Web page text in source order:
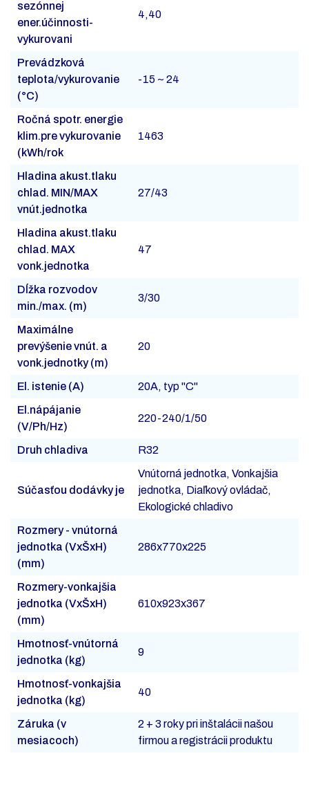
sezónnej
ener.účinnosti-
vykurovani
4,40
Prevádzková
teplota/vykurovanie
(°C)
-15 ~ 24
Ročná spotr. energie
klim.pre vykurovanie
(kWh/rok
1463
Hladina akust.tlaku
chlad. MIN/MAX
vnút.jednotka
27/43
Hladina akust.tlaku
chlad. MAX
vonk.jednotka
47
Dĺžka rozvodov
min./max. (m)
3/30
Maximálne
prevýšenie vnút. a
vonk.jednotky (m)
20
El. istenie (A)
20A, typ "C"
El.nápájanie
(V/Ph/Hz)
220-240/1/50
Druh chladiva R32
Súčasťou dodávky je
Vnútorná jednotka, Vonkajšia
jednotka, Diaľkový ovládač,
Ekologické chladivo
Rozmery - vnútorná
jednotka (VxŠxH)
(mm)
286x770x225
Rozmery-vonkajšia
jednotka (VxŠxH)
(mm)
610x923x367
Hmotnosť-vnútorná
jednotka (kg)
9
Hmotnosť-vonkajšia
jednotka (kg)
40
Záruka (v
mesiacoch)
2 + 3 roky pri inštalácii našou
firmou a registrácii produktu